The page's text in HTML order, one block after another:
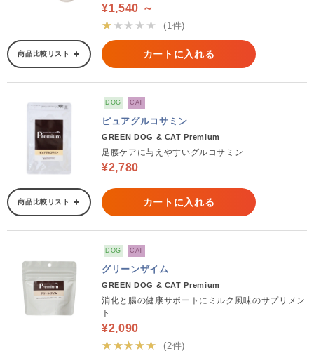
¥1,540 ～
★★★★★
(1件)
商品比較リスト カートに入れる
DOG CAT
ピュアグルコサミン
GREEN DOG & CAT Premium
足腰ケアに与えやすいグルコサミン
¥2,780
商品比較リスト カートに入れる
DOG CAT
グリーンザイム
GREEN DOG & CAT Premium
消化と腸の健康サポートにミルク風味のサプリメン
ト
¥2,090
★★★★★
(2件)